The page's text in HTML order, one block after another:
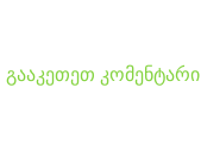
გააკეთეთ კომენტარი